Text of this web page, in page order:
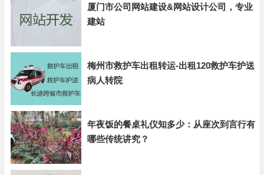
厦门市公司网站建设&网站设计公司，专业
建站
梅州市救护车出租转运-出租120救护车护送
病人转院
年夜饭的餐桌礼仪知多少：从座次到言行有
哪些传统讲究？